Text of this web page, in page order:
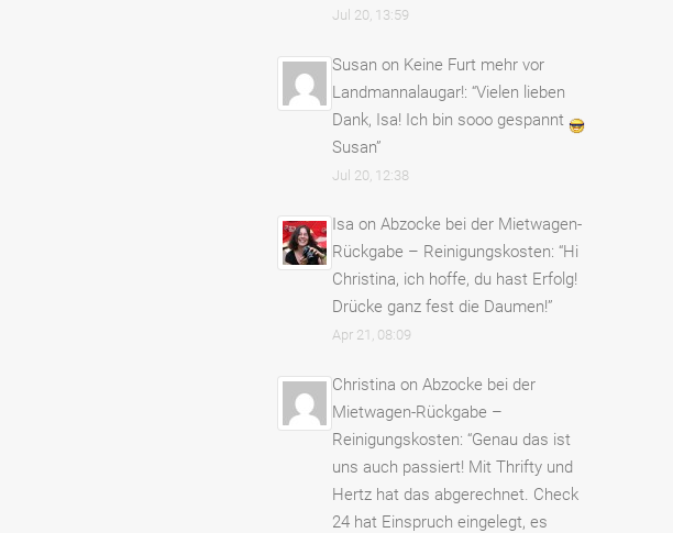
Jul 20, 13:59
Susan on Keine Furt mehr vor
Landmannalaugar!: “Vielen lieben
Dank, Isa! Ich bin sooo gespannt
Susan”
Jul 20, 12:38
Isa on Abzocke bei der Mietwagen-
Rückgabe – Reinigungskosten: “Hi
Christina, ich hoffe, du hast Erfolg!
Drücke ganz fest die Daumen!”
Apr 21, 08:09
Christina on Abzocke bei der
Mietwagen-Rückgabe –
Reinigungskosten: “Genau das ist
uns auch passiert! Mit Thrifty und
Hertz hat das abgerechnet. Check
24 hat Einspruch eingelegt, es